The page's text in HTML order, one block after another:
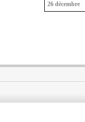
26 décembre